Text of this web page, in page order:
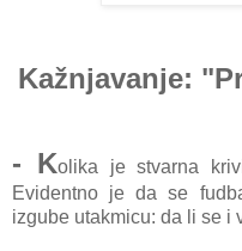
Kažnjavanje:
- Kolika je stvarna
Evidentno je da se
izgube utakmicu: da li se i